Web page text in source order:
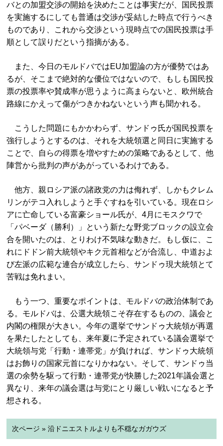
バとの加盟交渉の開始を決めたことは事実だが、国民投票
を実施するにしても普通は交渉が妥結した時点で行うべき
ものであり、これから交渉という現時点での国民投票は手
順として誤りだという指摘がある。
また、今日のモルドバではEU加盟論の方が優勢ではあ
るが、そこまで絶対的な優位ではないので、もしも国民投
票の投票率や賛成率が思うように高まらないと、欧州統合
路線にかえって傷がつきかねないという声も聞かれる。
こうした問題にもかかわらず、サンドゥ氏が国民投票を
強行しようとするのは、それを大統領選と同日に実施する
ことで、自らの得票を増やすための策略であるとして、他
陣営から批判の声があがっているわけである。
他方、親ロシア派の諸政党の力は侮れず、しかもクレム
リンがテコ入れしようと手ぐすねを引いている。現在ロシ
アに亡命している富豪ショール氏が、4月にモスクワで
「パベーダ（勝利）」という新たな野党ブロックの設立会
合を開いたのは、とりわけ不気味な動きだ。もし仮に、こ
れにドドン前大統領やキク元首相などが合流し、中道およ
び左派の広範な連合が成立したら、サンドゥ現大統領とて
苦戦は免れまい。
もう一つ、重要なポイントは、モルドバの政治体制であ
る。モルドバは、公選大統領こそ存在するものの、議会と
内閣の権限が大きい。今年の選挙でサンドゥ大統領が再選
を果たしたとしても、来年夏に予定されている議会選挙で
大統領与党「行動・連帯党」が負ければ、サンドゥ大統領
はお飾りの国家元首になりかねない。そして、サンドゥ当
選の余勢を駆って行動・連帯党が快勝した2021年議会選と
異なり、来年の議会選は与党にとり厳しい戦いになると予
想される。
次ページ » 沿ドニエストルよりも不穏なガガウズ